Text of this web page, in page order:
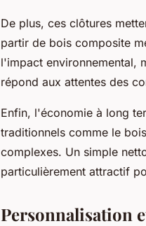
De plus, ces clôtures
partir de bois composite
l'impact environnemental,
répond aux attentes des
Enfin, l'économie à long
traditionnels comme le
complexes. Un simple
particulièrement attractif
Personnalisation